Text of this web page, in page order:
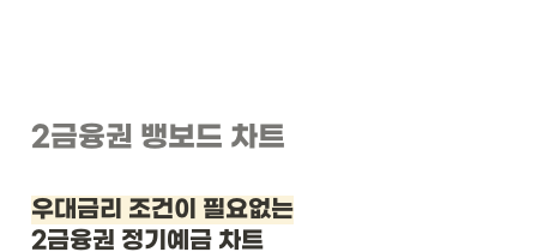
2금융권 뱅보드 차트
우대금리 조건이 필요없는
2금융권 정기예금 차트